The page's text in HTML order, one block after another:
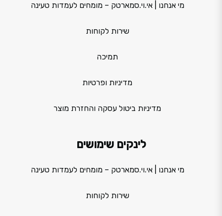
מי אנחנו | אי.וי.סמארטק – מומחים לעמדות טעינה
שירות לקוחות
תמיכה
מדיניות ופרטיות
מדיניות ביטול עסקה והחזרת מוצר
לינקים שימושים
מי אנחנו | אי.וי.סמארטק – מומחים לעמדות טעינה
שירות לקוחות